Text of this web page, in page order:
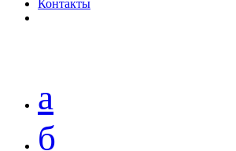
Контакты
а
б